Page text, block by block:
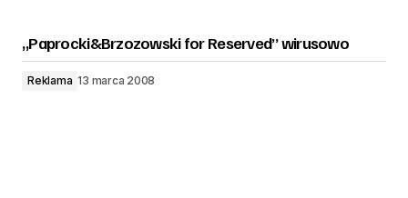
„Paprocki&Brzozowski for Reserved” wirusowo
Reklama 13 marca 2008